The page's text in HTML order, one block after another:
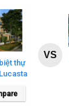
thự
175m2
tỷ
VS